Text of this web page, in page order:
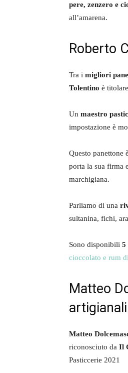
pere, zenzero e
all’amarena.
Roberto
Tra i migliori
Tolentino è
Un maestro
impostazione è
Questo panettone
porta la sua firma
marchigiana.
Parliamo di una
sultanina, fichi,
Sono disponibili 5
cioccolato e rum
Matteo
artigianali
Matteo
riconosciuto da Il
Pasticcerie 2021